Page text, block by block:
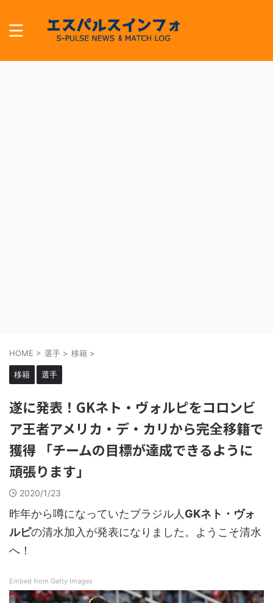
HOME > 選手 > 移籍 >
移籍 選手
遂に発表！GKネト・ヴォルピをコロンビ
ア王者アメリカ・デ・カリから完全移籍で
獲得 「チームの目標が達成できるように
頑張ります」
2020/1/23
昨年から噂になっていたブラジル人 GKネト・ヴォ
ルピの清水加入が発表になりました。ようこそ清水
へ！
Embed from Getty Images